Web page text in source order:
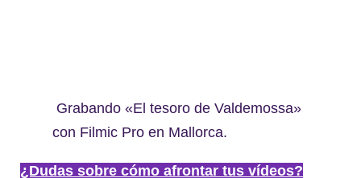
Grabando «El tesoro de Valdemossa»
con Filmic Pro en Mallorca.
¿Dudas sobre cómo afrontar tus vídeos?